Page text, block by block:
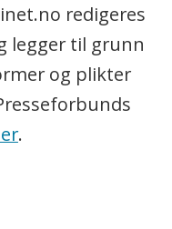
redigeres
legger til grunn
og plikter
.